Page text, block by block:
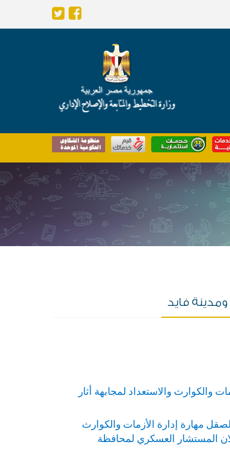
ومدينة فايد
والاستعداد لمجابهة أثار
مهارة إدارة الأزمات والكوارث
المستشار العسكري لمحافظة